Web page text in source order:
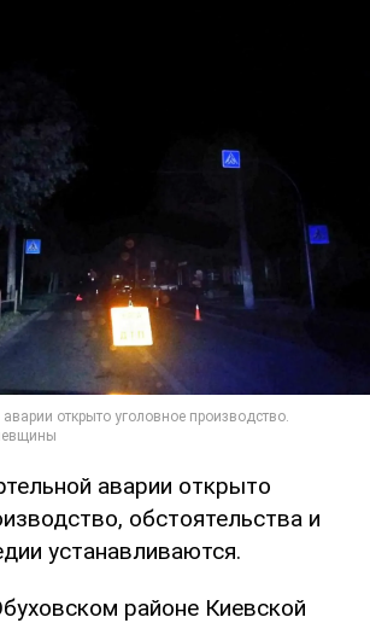
аварии открыто
обстоятельства и
устанавливаются.
районе Киевской